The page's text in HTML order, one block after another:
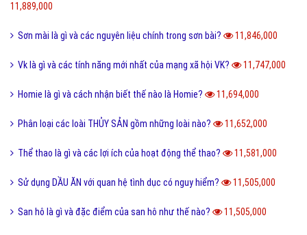
11,889,000
Sơn mài là gì và các nguyên liệu chính trong sơn bài? 11,846,000
Vk là gì và các tính năng mới nhất của mạng xã hội VK? 11,747,000
Homie là gì và cách nhận biết thế nào là Homie? 11,694,000
Phân loại các loài THỦY SẢN gồm những loài nào? 11,652,000
Thể thao là gì và các lợi ích của hoạt động thể thao? 11,581,000
Sử dụng DẦU ĂN với quan hệ tình dục có nguy hiểm? 11,505,000
San hô là gì và đặc điểm của san hô như thế nào? 11,505,000